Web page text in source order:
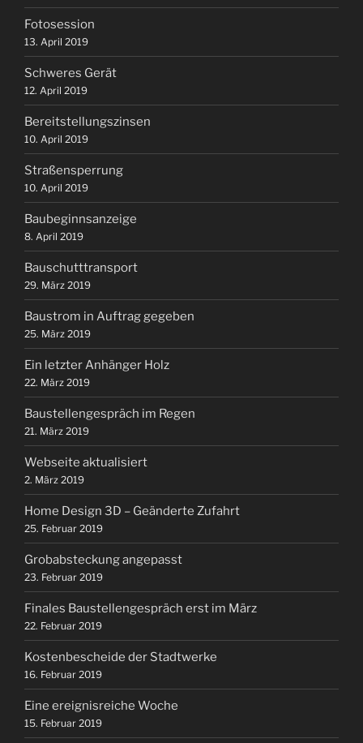
Fotosession
13. April 2019
Schweres Gerät
12. April 2019
Bereitstellungszinsen
10. April 2019
Straßensperrung
10. April 2019
Baubeginnsanzeige
8. April 2019
Bauschutttransport
29. März 2019
Baustrom in Auftrag gegeben
25. März 2019
Ein letzter Anhänger Holz
22. März 2019
Baustellengespräch im Regen
21. März 2019
Webseite aktualisiert
2. März 2019
Home Design 3D – Geänderte Zufahrt
25. Februar 2019
Grobabsteckung angepasst
23. Februar 2019
Finales Baustellengespräch erst im März
22. Februar 2019
Kostenbescheide der Stadtwerke
16. Februar 2019
Eine ereignisreiche Woche
15. Februar 2019